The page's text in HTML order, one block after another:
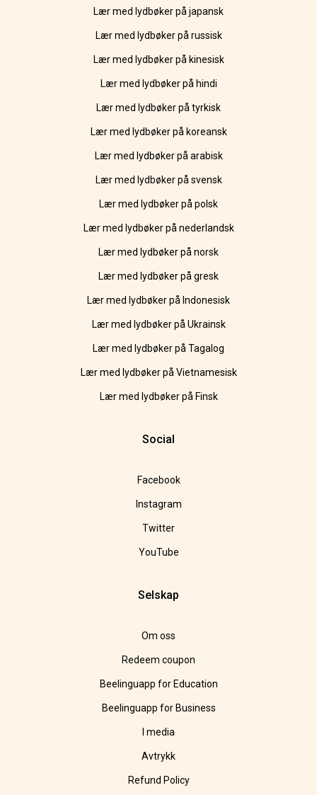
Lær med lydbøker på japansk
Lær med lydbøker på russisk
Lær med lydbøker på kinesisk
Lær med lydbøker på hindi
Lær med lydbøker på tyrkisk
Lær med lydbøker på koreansk
Lær med lydbøker på arabisk
Lær med lydbøker på svensk
Lær med lydbøker på polsk
Lær med lydbøker på nederlandsk
Lær med lydbøker på norsk
Lær med lydbøker på gresk
Lær med lydbøker på Indonesisk
Lær med lydbøker på Ukrainsk
Lær med lydbøker på Tagalog
Lær med lydbøker på Vietnamesisk
Lær med lydbøker på Finsk
Social
Facebook
Instagram
Twitter
YouTube
Selskap
Om oss
Redeem coupon
Beelinguapp for Education
Beelinguapp for Business
I media
Avtrykk
Refund Policy